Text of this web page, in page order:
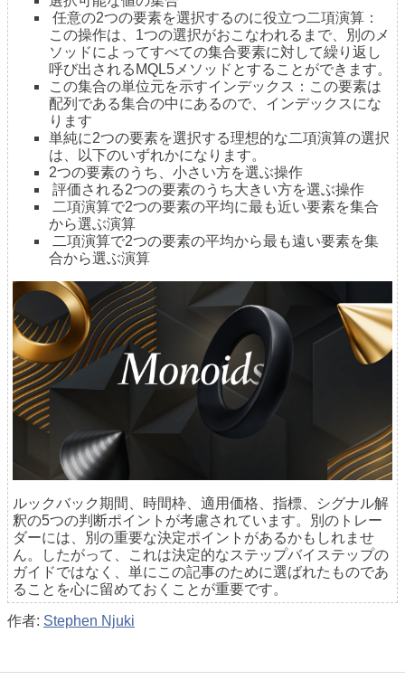
任意の2つの要素を選択するのに役立つ二項演算：
この操作は、1つの選択がおこなわれるまで、別のメ
ソッドによってすべての集合要素に対して繰り返し
呼び出されるMQL5メソッドとすることができます。
この集合の単位元を示すインデックス：この要素は
配列である集合の中にあるので、インデックスにな
ります
単純に2つの要素を選択する理想的な二項演算の選択
は、以下のいずれかになります。
2つの要素のうち、小さい方を選ぶ操作
評価される2つの要素のうち大きい方を選ぶ操作
二項演算で2つの要素の平均に最も近い要素を集合
から選ぶ演算
二項演算で2つの要素の平均から最も遠い要素を集
合から選ぶ演算
ルックバック期間、時間枠、適用価格、指標、シグナル解
釈の5つの判断ポイントが考慮されています。別のトレー
ダーには、別の重要な決定ポイントがあるかもしれませ
ん。したがって、これは決定的なステップバイステップの
ガイドではなく、単にこの記事のために選ばれたものであ
ることを心に留めておくことが重要です。
作者: Stephen Njuki